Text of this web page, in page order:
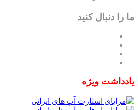
ما را دنبال کنید
یادداشت ویژه